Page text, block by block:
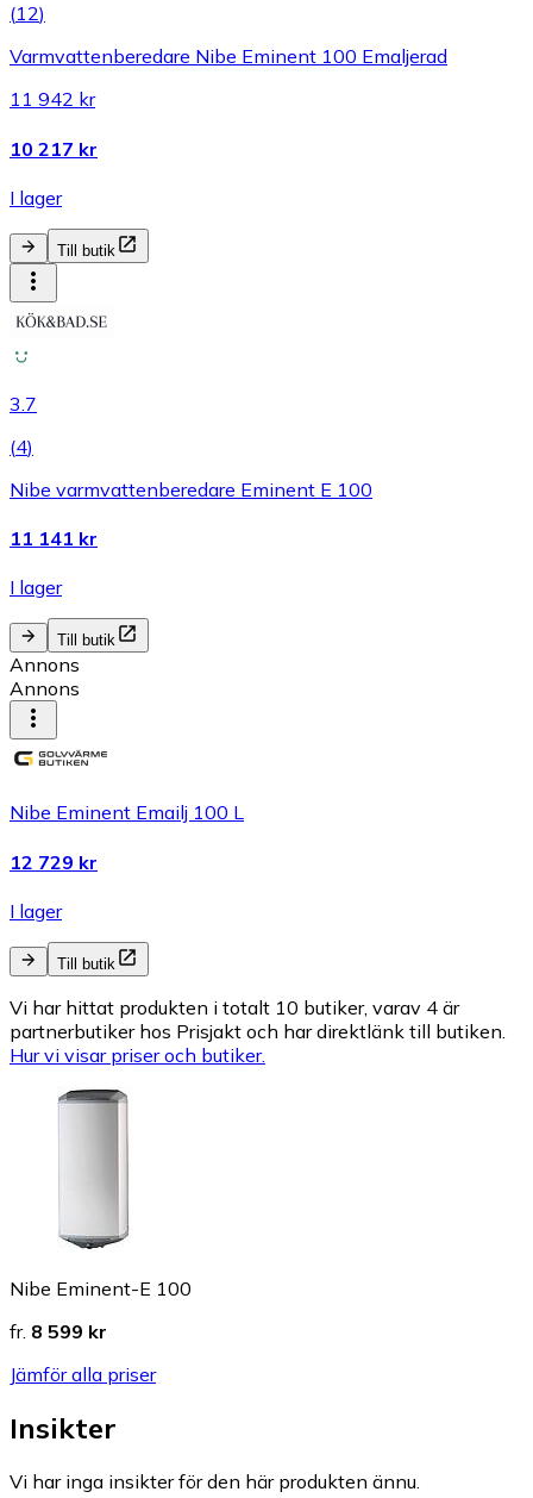
(12)
Varmvattenberedare Nibe Eminent 100 Emaljerad
11 942 kr
10 217 kr
I lager
Till butik
3.7
(4)
Nibe varmvattenberedare Eminent E 100
11 141 kr
I lager
Till butik
Annons
Annons
Nibe Eminent Emailj 100 L
12 729 kr
I lager
Till butik
Vi har hittat produkten i totalt 10 butiker, varav 4 är
partnerbutiker hos Prisjakt och har direktlänk till butiken.
Hur vi visar priser och butiker.
Nibe Eminent-E 100
fr. 8 599 kr
Jämför alla priser
Insikter
Vi har inga insikter för den här produkten ännu.